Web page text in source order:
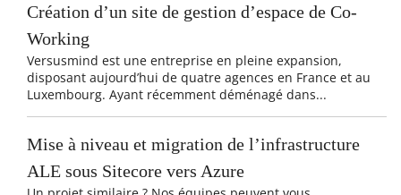
Création d’un site de gestion d’espace de Co-
Working
Versusmind est une entreprise en pleine expansion,
disposant aujourd’hui de quatre agences en France et au
Luxembourg. Ayant récemment déménagé dans...
Mise à niveau et migration de l’infrastructure
ALE sous Sitecore vers Azure